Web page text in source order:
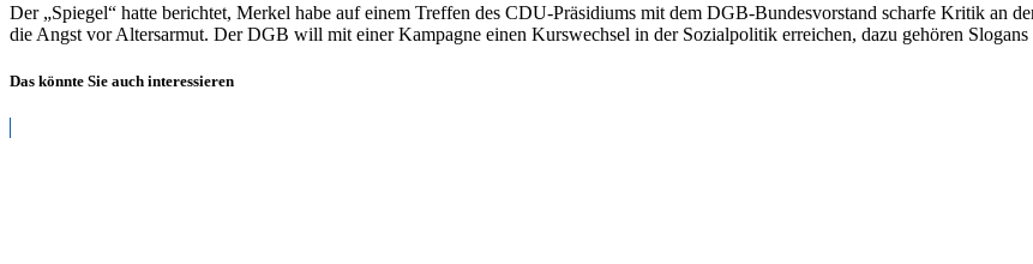
Der „Spiegel“ hatte berichtet, Merkel habe auf einem Treffen des CDU-Präsidiums mit dem DGB-Bundesvorstand scharfe Kritik an
die Angst vor Altersarmut. Der DGB will mit einer Kampagne einen Kurswechsel in der Sozialpolitik erreichen, dazu gehören
Das könnte Sie auch interessieren